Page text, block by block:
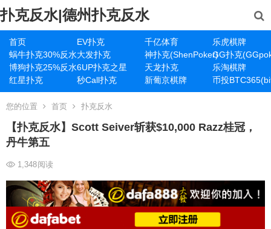
扑克反水|德州扑克反水
首页 EV扑克 千亿体育
乐虎棋牌
蜗牛扑克30%反水大发扑克 神扑克(ShenPoker)GG扑克
博狗扑克25%反水6UP扑克之星 天龙扑克
乐淘棋牌
红星扑克
秒Call扑克 新葡京棋牌 币投
您的位置 首页 扑克反水
【扑克反水】Scott Seiver斩获$10,000 Razz桂冠，
丹牛第五
1,348阅读